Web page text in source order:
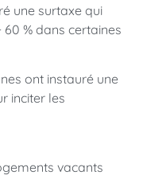
une surtaxe qui
60 % dans certaines
ont instauré une
inciter les
vacants